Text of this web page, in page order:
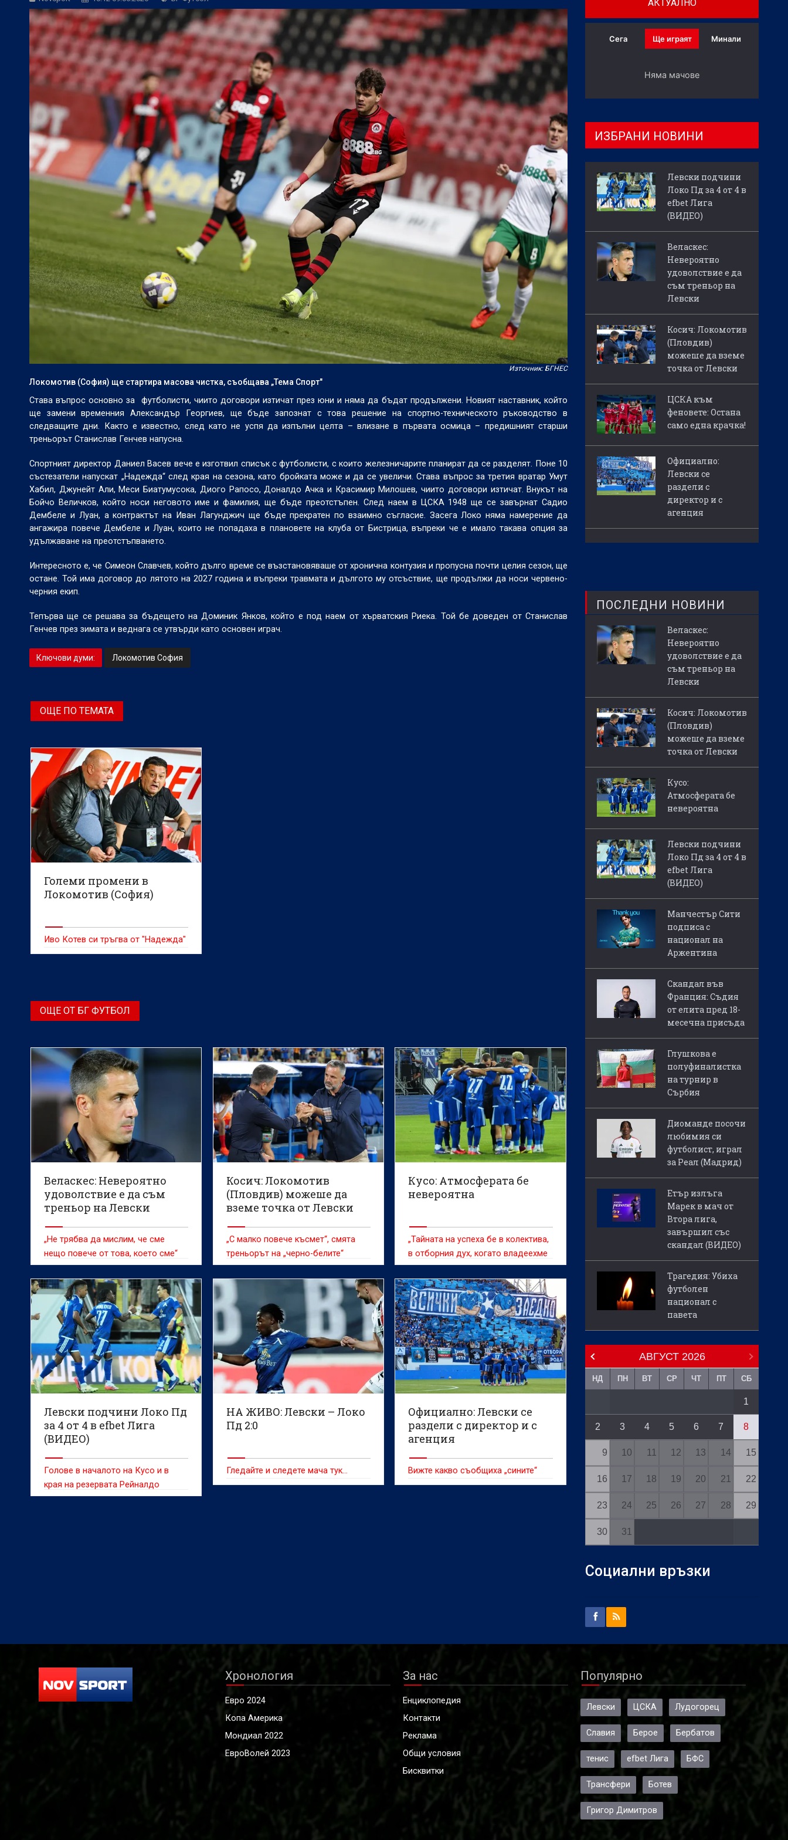
БГ Футбол:Веласкес: Невероятно удоволствие е да съм треньор на Левски
БГ Футбол: Косич: Локомотив (Пловдив) можеше да вземе точка от Левски
Източник: БГНЕС
Локомотив (София) ще стартира масова чистка, съобщава „Тема Спорт"
Става въпрос основно за футболисти, чиито договори изтичат през юни и няма да бъдат продължени. Новият наставник, който
ще замени временния Александър Георгиев, ще бъде запознат с това решение на спортно-техническото ръководство в
следващите дни. Както е известно, след като не успя да изпълни целта – влизане в първата осмица – предишният старши
треньорът Станислав Генчев напусна.
Спортният директор Даниел Васев вече е изготвил списък с футболисти, с които железничарите планират да се разделят. Поне 10
състезатели напускат „Надежда“ след края на сезона, като бройката може и да се увеличи. Става въпрос за третия вратар Умут
Хабил, Джунейт Али, Меси Биатумусока, Диого Рапосо, Доналдо Ачка и Красимир Милошев, чиито договори изтичат. Внукът на
Бойчо Величков, който носи неговото име и фамилия, ще бъде преотстъпен. След наем в ЦСКА 1948 ще се завърнат Садио
Дембеле и Луан, а контрактът на Иван Лагунджич ще бъде прекратен по взаимно съгласие. Засега Локо няма намерение да
ангажира повече Дембеле и Луан, които не попадаха в плановете на клуба от Бистрица, въпреки че е имало такава опция за
удължаване на преотстъпването.
Интересното е, че Симеон Славчев, който дълго време се възстановяваше от хронична контузия и пропусна почти целия сезон, ще
остане. Той има договор до лятото на 2027 година и въпреки травмата и дългото му отсъствие, ще продължи да носи червено-
черния екип.
Тепърва ще се решава за бъдещето на Доминик Янков, който е под наем от хърватския Риека. Той бе доведен от Станислав
Генчев през зимата и веднага се утвърди като основен играч.
Ключови думи: Локомотив София
ОЩЕ ПО ТЕМАТА
Големи промени в
Локомотив (София)
Иво Котев си тръгва от "Надежда"
ОЩЕ ОТ БГ ФУТБОЛ
Веласкес: Невероятно
удоволствие е да съм
треньор на Левски
„Не трябва да мислим, че сме
нещо повече от това, което сме“
Косич: Локомотив
(Пловдив) можеше да
вземе точка от Левски
„С малко повече късмет“, смята
треньорът на „черно-белите“
Кусо: Атмосферата бе
невероятна
„Тайната на успеха бе в колектива,
в отборния дух, когато владеехме
топката и когато се защитавахме.“
Левски подчини Локо Пд
за 4 от 4 в efbet Лига
(ВИДЕО)
Голове в началото на Кусо и в
края на резервата Рейналдо
донесоха успеха на „сините“
НА ЖИВО: Левски – Локо
Пд 2:0
Гледайте и следете мача тук…
Официално: Левски се
раздели с директор и с
агенция
Вижте какво съобщиха „сините“
АКТУАЛНО
Сега Ще играят Минали
Няма мачове
ИЗБРАНИ НОВИНИ
Левски подчини
Локо Пд за 4 от 4 в
efbet Лига
(ВИДЕО)
Веласкес:
Невероятно
удоволствие е да
съм треньор на
Левски
Косич: Локомотив
(Пловдив)
можеше да вземе
точка от Левски
ЦСКА към
феновете: Остана
само една крачка!
Официално:
Левски се
раздели с
директор и с
агенция
ПОСЛЕДНИ НОВИНИ
Веласкес:
Невероятно
удоволствие е да
съм треньор на
Левски
Косич: Локомотив
(Пловдив)
можеше да вземе
точка от Левски
Кусо:
Атмосферата бе
невероятна
Левски подчини
Локо Пд за 4 от 4 в
efbet Лига
(ВИДЕО)
Манчестър Сити
подписа с
национал на
Аржентина
Скандал във
Франция: Съдия
от елита пред 18-
месечна присъда
Глушкова е
полуфиналистка
на турнир в
Сърбия
Диоманде посочи
любимия си
футболист, играл
за Реал (Мадрид)
Етър излъга
Марек в мач от
Втора лига,
завършил със
скандал (ВИДЕО)
Трагедия: Убиха
футболен
национал с
павета
АВГУСТ 2026
НД ПН ВТ СР ЧТ ПТ СБ
1
2 3 4 5 6 7 8
9 10 11 12 13 14 15
16 17 18 19 20 21 22
23 24 25 26 27 28 29
30 31
Социални връзки
Хронология
Евро 2024
Копа Америка
Мондиал 2022
ЕвроВолей 2023
За нас
Енциклопедия
Контакти
Реклама
Общи условия
Бисквитки
Популярно
Левски ЦСКА Лудогорец
Славия Берое Бербатов
тенис efbet Лига БФС
Трансфери Ботев
Григор Димитров